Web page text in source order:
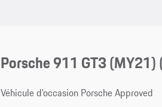
Porsche 911 GT3 (MY21)
Véhicule d’occasion Porsche Approved